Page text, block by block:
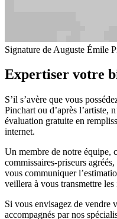
Signature de Auguste Émile
Expertiser votre
S’il s’avère que vous
Pinchart ou d’après l’artiste,
évaluation gratuite en
internet.
Un membre de notre équipe,
commissaires-priseurs
vous communiquer
veillera à vous transmettre
Si vous envisagez de vendre
accompagnés par nos